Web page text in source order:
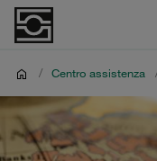
/ Centro assistenza